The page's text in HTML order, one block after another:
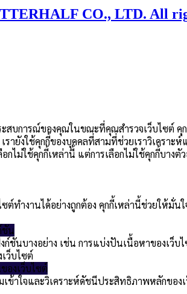
CO., LTD. All
สบการณ์ของคุณในขณะที่คุณสำรวจเว็บไซต์ คุ
ายังใช้คุกกี้ของบุคคลที่สามที่ช่วยเราวิเคราะ
กไม่ใช้คุกกี้เหล่านี้ แต่การเลือกไม่ใช้คุกกี้บาง
ซต์ทำงานได้อย่างถูกต้อง คุกกี้เหล่านี้ช่วยให้
ชัน
ก์ชันบางอย่าง เช่น การแบ่งปันเนื้อหาของ
ว็บไซต์
องเว็บไซต์
ข้าใจและวิเคราะห์ดัชนีประสิทธิภาพหลักขอ